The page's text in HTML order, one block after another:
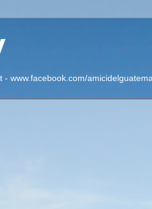
www.facebook.com/